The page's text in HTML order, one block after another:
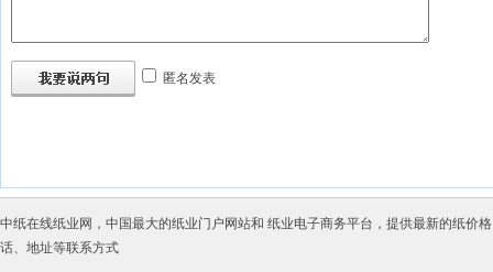
匿名发表
中纸在线纸业网 ，中国最大的纸业门户网站和 纸业电子商务平台 ，提供最新的纸价格
话、地址等联系方式